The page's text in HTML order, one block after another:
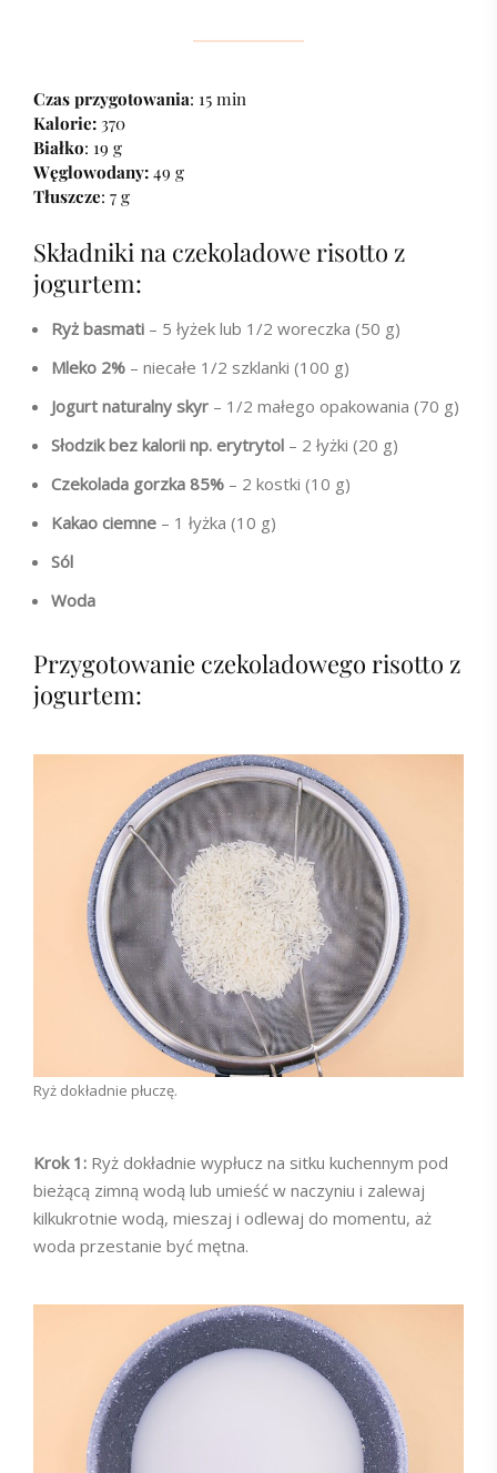
Czas przygotowania: 15 min
Kalorie: 370
Białko: 19 g
Węglowodany: 49 g
Tłuszcze: 7 g
Składniki na czekoladowe risotto z
jogurtem:
Ryż basmati – 5 łyżek lub 1/2 woreczka (50 g)
Mleko 2% – niecałe 1/2 szklanki (100 g)
Jogurt naturalny skyr – 1/2 małego opakowania (70 g)
Słodzik bez kalorii np. erytrytol – 2 łyżki (20 g)
Czekolada gorzka 85% – 2 kostki (10 g)
Kakao ciemne – 1 łyżka (10 g)
Sól
Woda
Przygotowanie czekoladowego risotto z
jogurtem:
Ryż dokładnie płuczę.
Krok 1: Ryż dokładnie wypłucz na sitku kuchennym pod
bieżącą zimną wodą lub umieść w naczyniu i zalewaj
kilkukrotnie wodą, mieszaj i odlewaj do momentu, aż
woda przestanie być mętna.